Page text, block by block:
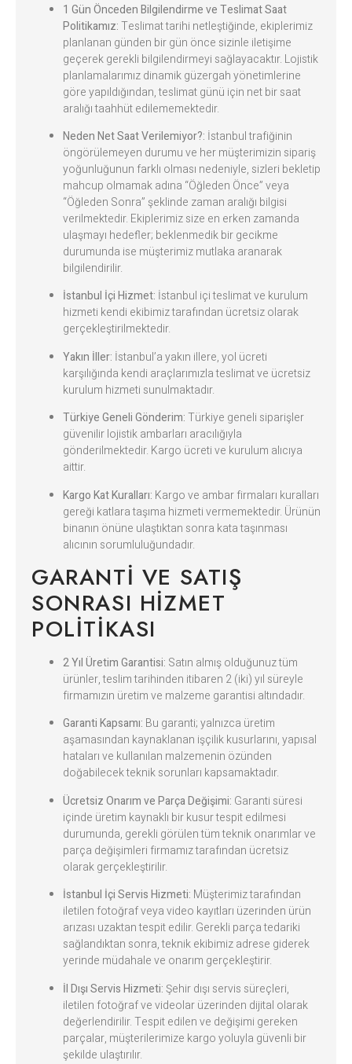
1 Gün Önceden Bilgilendirme ve Teslimat Saat
Politikamız:Teslimat tarihi netleştiğinde, ekiplerimiz
planlanan günden bir gün önce sizinle iletişime
geçerek gerekli bilgilendirmeyi sağlayacaktır. Lojistik
planlamalarımız dinamik güzergah yönetimlerine
göre yapıldığından, teslimat günü için net bir saat
aralığı taahhüt edilememektedir.
Neden Net Saat Verilemiyor?: İstanbul trafiğinin
öngörülemeyen durumu ve her müşterimizin sipariş
yoğunluğunun farklı olması nedeniyle, sizleri bekletip
mahcup olmamak adına “Öğleden Önce” veya
“Öğleden Sonra” şeklinde zaman aralığı bilgisi
verilmektedir. Ekiplerimiz size en erken zamanda
ulaşmayı hedefler; beklenmedik bir gecikme
durumunda ise müşterimiz mutlaka aranarak
bilgilendirilir.
İstanbul İçi Hizmet: İstanbul içi teslimat ve kurulum
hizmeti kendi ekibimiz tarafından ücretsiz olarak
gerçekleştirilmektedir.
Yakın İller: İstanbul’a yakın illere, yol ücreti
karşılığında kendi araçlarımızla teslimat ve ücretsiz
kurulum hizmeti sunulmaktadır.
Türkiye Geneli Gönderim:Türkiye geneli siparişler
güvenilir lojistik ambarları aracılığıyla
gönderilmektedir. Kargo ücreti ve kurulum alıcıya
aittir.
Kargo Kat Kuralları: Kargo ve ambar firmaları kuralları
gereği katlara taşıma hizmeti vermemektedir. Ürünün
binanın önüne ulaştıktan sonra kata taşınması
alıcının sorumluluğundadır.
GARANTI VE SATIŞ
SONRASI HIZMET
POLITIKASI
2 Yıl Üretim Garantisi: Satın almış olduğunuz tüm
ürünler, teslim tarihinden itibaren 2 (iki) yıl süreyle
firmamızın üretim ve malzeme garantisi altındadır.
Garanti Kapsamı: Bu garanti; yalnızca üretim
aşamasından kaynaklanan işçilik kusurlarını, yapısal
hataları ve kullanılan malzemenin özünden
doğabilecek teknik sorunları kapsamaktadır.
Ücretsiz Onarım ve Parça Değişimi: Garanti süresi
içinde üretim kaynaklı bir kusur tespit edilmesi
durumunda, gerekli görülen tüm teknik onarımlar ve
parça değişimleri firmamız tarafından ücretsiz
olarak gerçekleştirilir.
İstanbul İçi Servis Hizmeti: Müşterimiz tarafından
iletilen fotoğraf veya video kayıtları üzerinden ürün
arızası uzaktan tespit edilir. Gerekli parça tedariki
sağlandıktan sonra, teknik ekibimiz adrese giderek
yerinde müdahale ve onarım gerçekleştirir.
İl Dışı Servis Hizmeti:Şehir dışı servis süreçleri,
iletilen fotoğraf ve videolar üzerinden dijital olarak
değerlendirilir. Tespit edilen ve değişimi gereken
parçalar, müşterilerimize kargo yoluyla güvenli bir
şekilde ulaştırılır.